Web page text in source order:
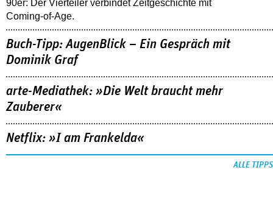
90er: Der Vierteiler verbindet Zeitgeschichte mit
Coming-of-Age.
Buch-Tipp: AugenBlick – Ein Gespräch mit
Dominik Graf
arte-Mediathek: »Die Welt braucht mehr
Zauberer«
Netflix: »I am Frankelda«
ALLE TIPPS